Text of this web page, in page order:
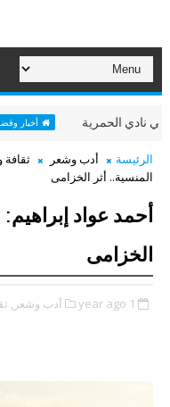
أخبار وقضايا
الرئيسة أدب وشعر
المنسية.. أثر الخزامى
أحمد عواد
الخزامى
1 year ago أدب وشعر,